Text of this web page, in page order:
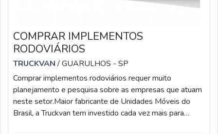
COMPRAR IMPLEMENTOS
RODOVIÁRIOS
TRUCKVAN/ GUARULHOS - SP
Comprar implementos rodoviários requer muito
planejamento e pesquisa sobre as empresas que atuam
neste setor.Maior fabricante de Unidades Móveis do
Brasil, a Truckvan tem investido cada vez mais para